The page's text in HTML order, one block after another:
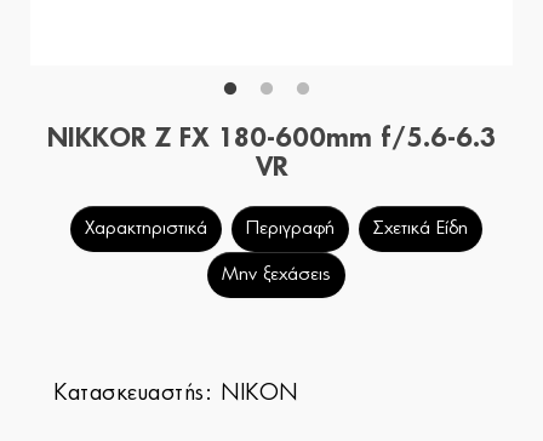
NIKKOR Z FX 180-600mm f/5.6-6.3
VR
Χαρακτηριστικά Περιγραφή Σχετικά Είδη
Μην ξεχάσεις
Κατασκευαστής: NIKON